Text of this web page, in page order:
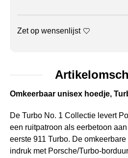
Zet op wensenlijst
Omkeerbaar unisex hoedje,
De Turbo No. 1 Collectie levert
een ruitpatroon als eerbetoon
eerste 911 Turbo. De
indruk met Porsche/Turbo-